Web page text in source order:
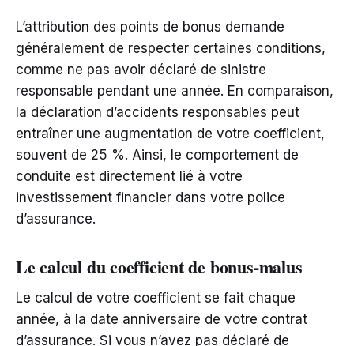
L’attribution des points de bonus demande
généralement de respecter certaines conditions,
comme ne pas avoir déclaré de sinistre
responsable pendant une année. En comparaison,
la déclaration d’accidents responsables peut
entraîner une augmentation de votre coefficient,
souvent de 25 %. Ainsi, le comportement de
conduite est directement lié à votre
investissement financier dans votre police
d’assurance.
Le calcul du coefficient de bonus-malus
Le calcul de votre coefficient se fait chaque
année, à la date anniversaire de votre contrat
d’assurance. Si vous n’avez pas déclaré de